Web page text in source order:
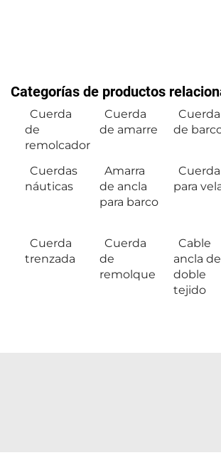
Categorías de productos
Cuerda
de
remolcador
Cuerda
de amarre
Cuerda
de
Cuerdas
náuticas
Amarra
de ancla
para barco
Cuerda
para
Cuerda
trenzada
Cuerda
de
remolque
Cable
ancla de
doble
tejido